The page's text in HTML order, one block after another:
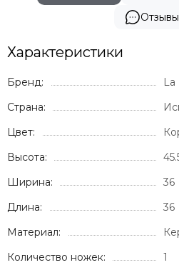
Характеристики
Бренд:
La
Страна:
Цвет:
Высота:
Ширина:
36
Длина:
36
Материал:
Количество ножек:
1